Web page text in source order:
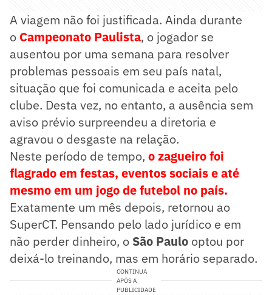
A viagem não foi justificada. Ainda durante
o Campeonato Paulista, o jogador se
ausentou por uma semana para resolver
problemas pessoais em seu país natal,
situação que foi comunicada e aceita pelo
clube. Desta vez, no entanto, a ausência sem
aviso prévio surpreendeu a diretoria e
agravou o desgaste na relação.
Neste período de tempo, o zagueiro foi
flagrado em festas, eventos sociais e até
mesmo em um jogo de futebol no país.
Exatamente um mês depois, retornou ao
SuperCT. Pensando pelo lado jurídico e em
não perder dinheiro, o São Paulo optou por
deixá-lo treinando, mas em horário separado.
CONTINUA
APÓS A
PUBLICIDADE